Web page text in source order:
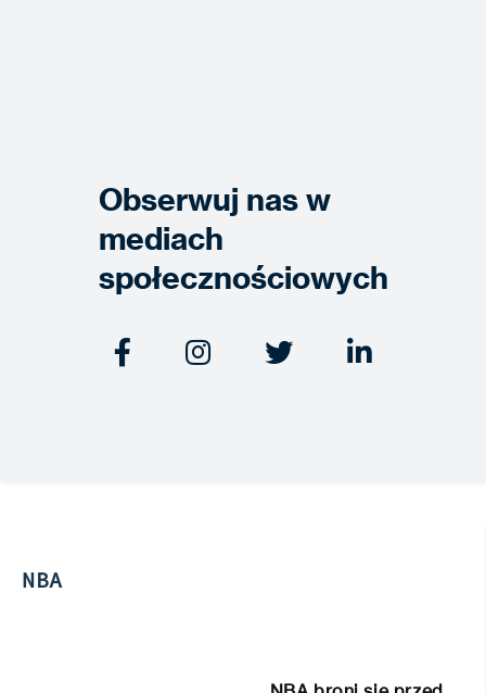
Obserwuj nas w
mediach
społecznościowych
   
NBA